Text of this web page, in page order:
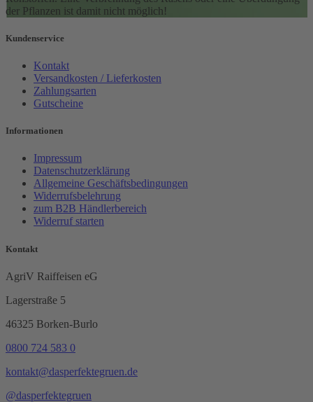
der Pflanzen ist damit nicht möglich!
Kundenservice
Kontakt
Versandkosten / Lieferkosten
Zahlungsarten
Gutscheine
Informationen
Impressum
Datenschutzerklärung
Allgemeine Geschäftsbedingungen
Widerrufsbelehrung
zum B2B Händlerbereich
Widerruf starten
Kontakt
AgriV Raiffeisen eG
Lagerstraße 5
46325 Borken-Burlo
0800 724 583 0
kontakt@dasperfektegruen.de
@dasperfektegruen